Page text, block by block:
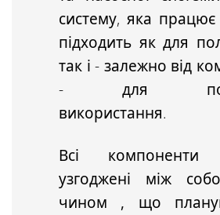
систему, яка працює
підходить як для
так і - залежно від
- для
використання.
Всі компоненти
узгоджені між
чином , що